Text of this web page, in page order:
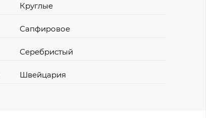
Круглые
Сапфировое
Серебристый
Швейцария